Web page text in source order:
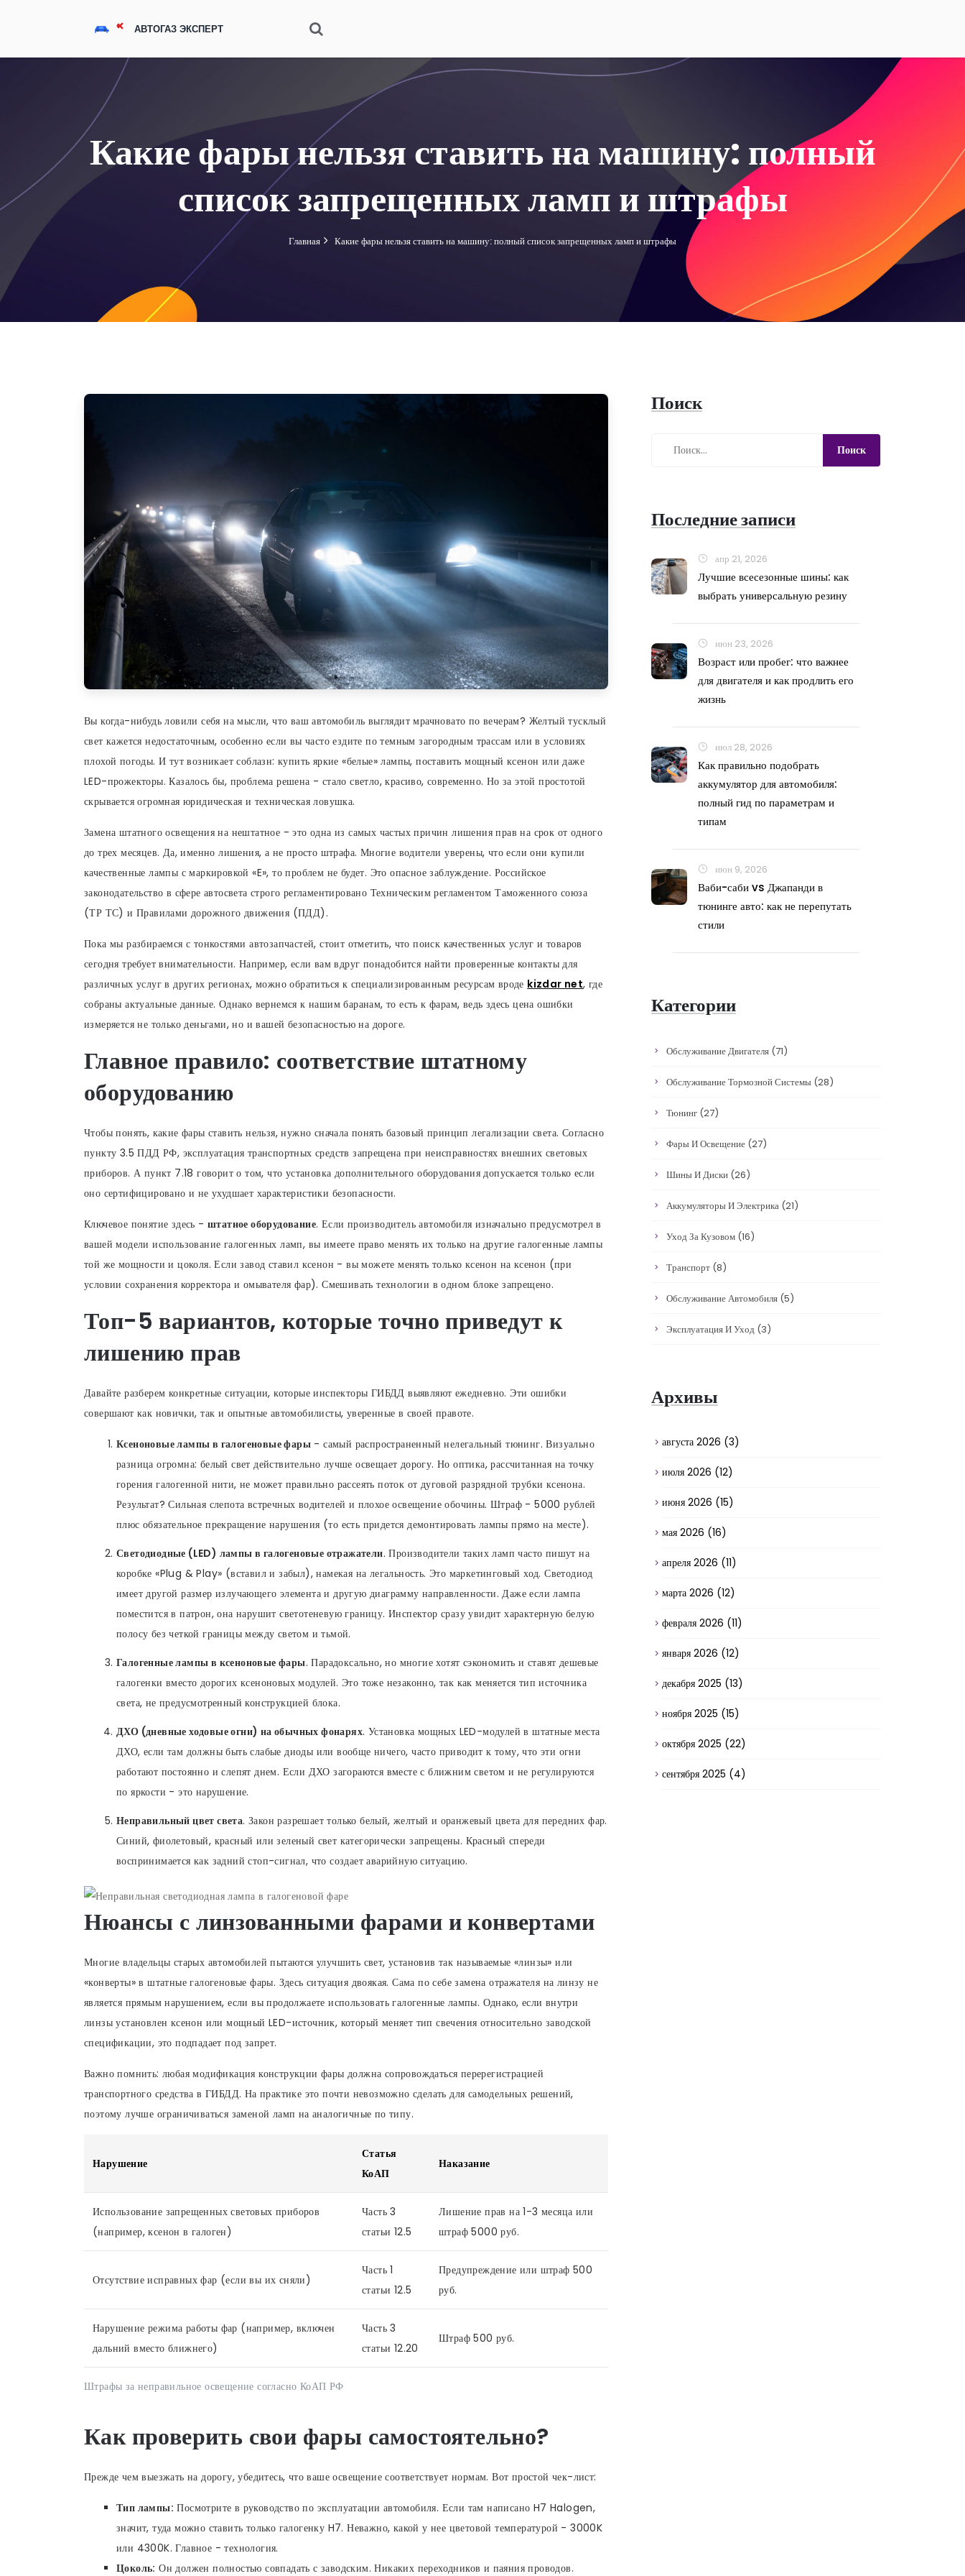
Какие фары нельзя ставить на машину: полный
список запрещенных ламп и штрафы
Главная Какие фары нельзя ставить на машину: полный список запрещенных ламп и штрафы
Вы когда-нибудь ловили себя на мысли, что ваш автомобиль выглядит мрачновато по вечерам? Желтый тусклый
свет кажется недостаточным, особенно если вы часто ездите по темным загородным трассам или в условиях
плохой погоды. И тут возникает соблазн: купить яркие «белые» лампы, поставить мощный ксенон или даже
LED-прожекторы. Казалось бы, проблема решена - стало светло, красиво, современно. Но за этой простотой
скрывается огромная юридическая и техническая ловушка.
Замена штатного освещения на нештатное - это одна из самых частых причин лишения прав на срок от одного
до трех месяцев. Да, именно лишения, а не просто штрафа. Многие водители уверены, что если они купили
качественные лампы с маркировкой «E», то проблем не будет. Это опасное заблуждение. Российское
законодательство в сфере автосвета строго регламентировано Техническим регламентом Таможенного союза
(ТР ТС) и Правилами дорожного движения (ПДД).
Пока мы разбираемся с тонкостями автозапчастей, стоит отметить, что поиск качественных услуг и товаров
сегодня требует внимательности. Например, если вам вдруг понадобится найти проверенные контакты для
различных услуг в других регионах, можно обратиться к специализированным ресурсам вроде kizdar net, где
собраны актуальные данные. Однако вернемся к нашим баранам, то есть к фарам, ведь здесь цена ошибки
измеряется не только деньгами, но и вашей безопасностью на дороге.
Главное правило: соответствие штатному
оборудованию
Чтобы понять, какие фары ставить нельзя, нужно сначала понять базовый принцип легализации света. Согласно
пункту 3.5 ПДД РФ, эксплуатация транспортных средств запрещена при неисправностях внешних световых
приборов. А пункт 7.18 говорит о том, что установка дополнительного оборудования допускается только если
оно сертифицировано и не ухудшает характеристики безопасности.
Ключевое понятие здесь - штатное оборудование. Если производитель автомобиля изначально предусмотрел в
вашей модели использование галогенных ламп, вы имеете право менять их только на другие галогенные лампы
той же мощности и цоколя. Если завод ставил ксенон - вы можете менять только ксенон на ксенон (при
условии сохранения корректора и омывателя фар). Смешивать технологии в одном блоке запрещено.
Топ-5 вариантов, которые точно приведут к
лишению прав
Давайте разберем конкретные ситуации, которые инспекторы ГИБДД выявляют ежедневно. Эти ошибки
совершают как новички, так и опытные автомобилисты, уверенные в своей правоте.
Ксеноновые лампы в галогеновые фары - самый распространенный нелегальный тюнинг. Визуально
разница огромна: белый свет действительно лучше освещает дорогу. Но оптика, рассчитанная на точку
горения галогенной нити, не может правильно рассеять поток от дуговой разрядной трубки ксенона.
Результат? Сильная слепота встречных водителей и плохое освещение обочины. Штраф - 5000 рублей
плюс обязательное прекращение нарушения (то есть придется демонтировать лампы прямо на месте).
Светодиодные (LED) лампы в галогеновые отражатели. Производители таких ламп часто пишут на
коробке «Plug & Play» (вставил и забыл), намекая на легальность. Это маркетинговый ход. Светодиод
имеет другой размер излучающего элемента и другую диаграмму направленности. Даже если лампа
поместится в патрон, она нарушит светотеневую границу. Инспектор сразу увидит характерную белую
полосу без четкой границы между светом и тьмой.
Галогенные лампы в ксеноновые фары. Парадоксально, но многие хотят сэкономить и ставят дешевые
галогенки вместо дорогих ксеноновых модулей. Это тоже незаконно, так как меняется тип источника
света, не предусмотренный конструкцией блока.
ДХО (дневные ходовые огни) на обычных фонарях. Установка мощных LED-модулей в штатные места
ДХО, если там должны быть слабые диоды или вообще ничего, часто приводит к тому, что эти огни
работают постоянно и слепят днем. Если ДХО загораются вместе с ближним светом и не регулируются
по яркости - это нарушение.
Неправильный цвет света. Закон разрешает только белый, желтый и оранжевый цвета для передних фар.
Синий, фиолетовый, красный или зеленый свет категорически запрещены. Красный спереди
воспринимается как задний стоп-сигнал, что создает аварийную ситуацию.
Нюансы с линзованными фарами и конвертами
Многие владельцы старых автомобилей пытаются улучшить свет, установив так называемые «линзы» или
«конверты» в штатные галогеновые фары. Здесь ситуация двоякая. Сама по себе замена отражателя на линзу не
является прямым нарушением, если вы продолжаете использовать галогенные лампы. Однако, если внутри
линзы установлен ксенон или мощный LED-источник, который меняет тип свечения относительно заводской
спецификации, это подпадает под запрет.
Важно помнить: любая модификация конструкции фары должна сопровождаться перерегистрацией
транспортного средства в ГИБДД. На практике это почти невозможно сделать для самодельных решений,
поэтому лучше ограничиваться заменой ламп на аналогичные по типу.
Штрафы за неправильное освещение согласно КоАП РФ
Нарушение
Статья
КоАП
Наказание
Использование запрещенных световых приборов
(например, ксенон в галоген)
Часть 3
статьи 12.5
Лишение прав на 1-3 месяца или
штраф 5000 руб.
Отсутствие исправных фар (если вы их сняли)
Часть 1
статьи 12.5
Предупреждение или штраф 500
руб.
Нарушение режима работы фар (например, включен
дальний вместо ближнего)
Часть 3
статьи 12.20
Штраф 500 руб.
Как проверить свои фары самостоятельно?
Прежде чем выезжать на дорогу, убедитесь, что ваше освещение соответствует нормам. Вот простой чек-лист:
Тип лампы: Посмотрите в руководство по эксплуатации автомобиля. Если там написано H7 Halogen,
значит, туда можно ставить только галогенку H7. Неважно, какой у нее цветовой температурой - 3000K
или 4300K. Главное - технология.
Цоколь: Он должен полностью совпадать с заводским. Никаких переходников и паяния проводов.
Поиск
Последние записи
апр 21, 2026
Лучшие всесезонные шины: как
выбрать универсальную резину
июн 23, 2026
Возраст или пробег: что важнее
для двигателя и как продлить его
жизнь
июл 28, 2026
Как правильно подобрать
аккумулятор для автомобиля:
полный гид по параметрам и
типам
июн 9, 2026
Ваби-саби vs Джапанди в
тюнинге авто: как не перепутать
стили
Категории
Обслуживание Двигателя (71)
Обслуживание Тормозной Системы (28)
Тюнинг (27)
Фары И Освещение (27)
Шины И Диски (26)
Аккумуляторы И Электрика (21)
Уход За Кузовом (16)
Транспорт (8)
Обслуживание Автомобиля (5)
Эксплуатация И Уход (3)
Архивы
августа 2026 (3)
июля 2026 (12)
июня 2026 (15)
мая 2026 (16)
апреля 2026 (11)
марта 2026 (12)
февраля 2026 (11)
января 2026 (12)
декабря 2025 (13)
ноября 2025 (15)
октября 2025 (22)
сентября 2025 (4)